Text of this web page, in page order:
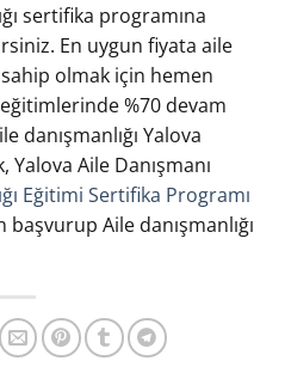
sertifika programına
En uygun fiyata aile
sahip olmak için hemen
%70 devam
Yalova
Aile Danışmanı
Eğitimi Sertifika Programı
Aile danışmanlığı